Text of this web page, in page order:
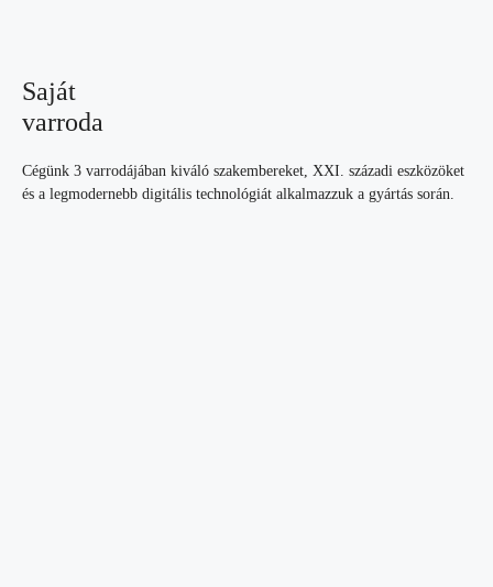
Saját
varroda
Cégünk 3 varrodájában kiváló szakembereket, XXI. századi eszközöket
és a legmodernebb digitális technológiát alkalmazzuk a gyártás során.